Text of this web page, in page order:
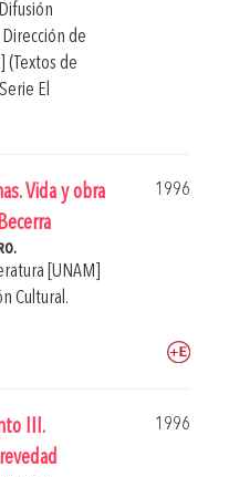
de
(Textos de
El
Vida y obra
1996
[UNAM]
Cultural.
III.
1996